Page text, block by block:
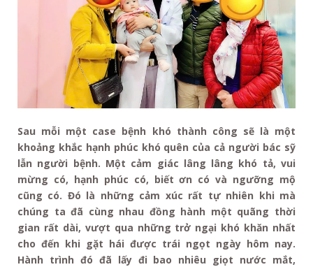
Sau mỗi một case bệnh khó thành công sẽ là một
khoảng khắc hạnh phúc khó quên của cả người bác sỹ
lẫn người bệnh. Một cảm giác lâng lâng khó tả, vui
mừng có, hạnh phúc có, biết ơn có và ngưỡng mộ
cũng có. Đó là những cảm xúc rất tự nhiên khi mà
chúng ta đã cùng nhau đồng hành một quãng thời
gian rất dài, vượt qua những trở ngại khó khăn nhất
cho đến khi gặt hái được trái ngọt ngày hôm nay.
Hành trình đó đã lấy đi bao nhiêu giọt nước mắt,